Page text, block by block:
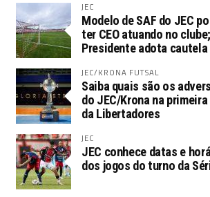
JEC
Modelo de SAF do JEC
ter CEO atuando no clube;
Presidente adota cautela
JEC/KRONA FUTSAL
Saiba quais são os
do JEC/Krona na
da Libertadores
JEC
JEC conhece datas e
dos jogos do turno da